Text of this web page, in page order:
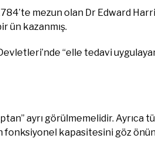
mezun olan Dr Edward
ün kazanmış.
“elle tedavi
ayrı görülmemelidir. Ayrıca
fonksiyonel kapasitesini göz